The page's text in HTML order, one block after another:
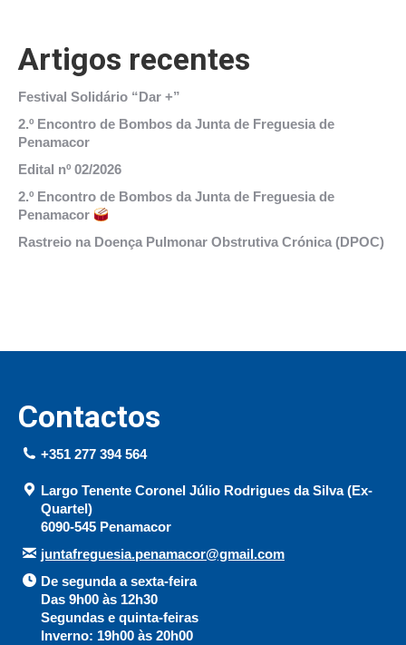
Artigos recentes
Festival Solidário “Dar +”
2.º Encontro de Bombos da Junta de Freguesia de
Penamacor
Edital nº 02/2026
2.º Encontro de Bombos da Junta de Freguesia de
Penamacor
Rastreio na Doença Pulmonar Obstrutiva Crónica (DPOC)
Contactos
+351 277 394 564
Largo Tenente Coronel Júlio Rodrigues da Silva (Ex-
Quartel)
6090-545 Penamacor
juntafreguesia.penamacor@gmail.com
De segunda a sexta-feira
Das 9h00 às 12h30
Segundas e quinta-feiras
Inverno: 19h00 às 20h00